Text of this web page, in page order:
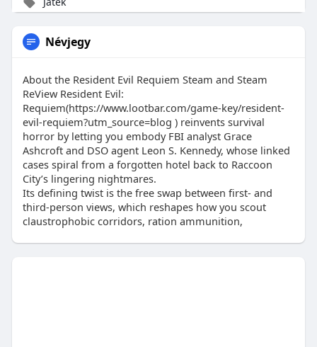
Névjegy
About the Resident Evil Requiem Steam and Steam
ReView Resident Evil:
Requiem(https://www.lootbar.com/game-key/resident-
evil-requiem?utm_source=blog ) reinvents survival
horror by letting you embody FBI analyst Grace
Ashcroft and DSO agent Leon S. Kennedy, whose linked
cases spiral from a forgotten hotel back to Raccoon
City’s lingering nightmares.
Its defining twist is the free swap between first- and
third-person views, which reshapes how you scout
claustrophobic corridors, ration ammunition,